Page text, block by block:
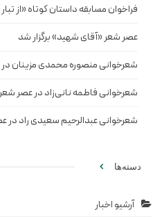
فراخوان مسابقه داستان کوتاه «از تبار
عصر شعر «آقای شهید» برگزار شد
شعرخوانی منصوره محمدی مزینان
شعرخوانی فاطمه نانی‌زاد در عصر
شعرخوانی عبدالرحیم سعیدی راد
دسته‌ها
آرشیو اخبار